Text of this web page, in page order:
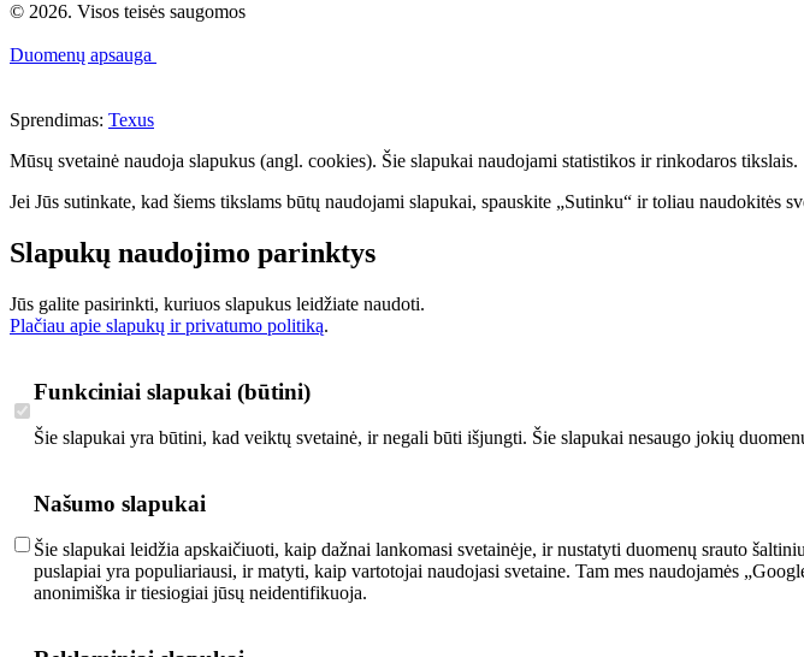
© 2026. Visos teisės saugomos
Duomenų apsauga
Sprendimas: Texus
Mūsų svetainė naudoja slapukus (angl. cookies). Šie slapukai naudojami statistikos ir rinkodaros tikslais.
Jei Jūs sutinkate, kad šiems tikslams būtų naudojami slapukai, spauskite „Sutinku“ ir toliau naudokitės
Slapukų naudojimo parinktys
Jūs galite pasirinkti, kuriuos slapukus leidžiate naudoti.
Plačiau apie slapukų ir privatumo politiką.
Funkciniai slapukai (būtini)
Šie slapukai yra būtini, kad veiktų svetainė, ir negali būti išjungti. Šie slapukai nesaugo jokių
Našumo slapukai
Šie slapukai leidžia apskaičiuoti, kaip dažnai lankomasi svetainėje, ir nustatyti duomenų srauto
puslapiai yra populiariausi, ir matyti, kaip vartotojai naudojasi svetaine. Tam mes naudojamės
anonimiška ir tiesiogiai jūsų neidentifikuoja.